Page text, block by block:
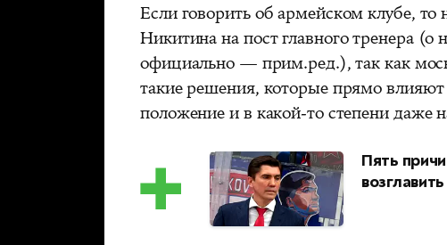
Если говорить об армейском клубе,
Никитина на пост главного тренера (о
официально — прим.ред.), так как
такие решения, которые прямо
положение и в какой-то степени даже
Пять